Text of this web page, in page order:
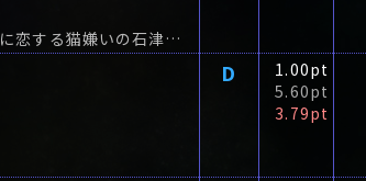
女性に弱く、血を見るのが大嫌いな片山刑事と妹晴美、晴美に恋する猫嫌いの石津、そしてホームズが、初の海外旅行へ。
D
1.00pt
5.60pt
3.79pt